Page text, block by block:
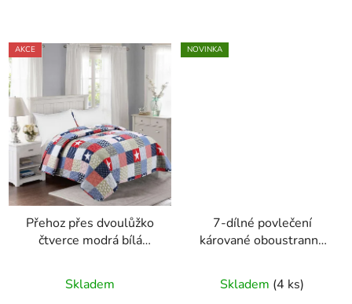
AKCE
Přehoz přes dvoulůžko
čtverce modrá bílá
Skladem
NOVINKA
7-dílné povlečení
kárované oboustranné
postele
Skladem (4 ks)